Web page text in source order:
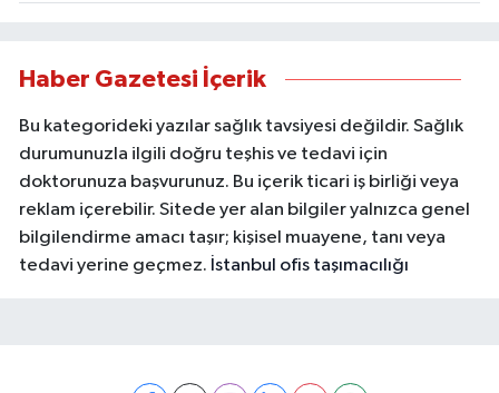
Haber Gazetesi İçerik
Bu kategorideki yazılar sağlık tavsiyesi değildir. Sağlık
durumunuzla ilgili doğru teşhis ve tedavi için
doktorunuza başvurunuz. Bu içerik ticari iş birliği veya
reklam içerebilir. Sitede yer alan bilgiler yalnızca genel
bilgilendirme amacı taşır; kişisel muayene, tanı veya
tedavi yerine geçmez. İstanbul ofis taşımacılığı